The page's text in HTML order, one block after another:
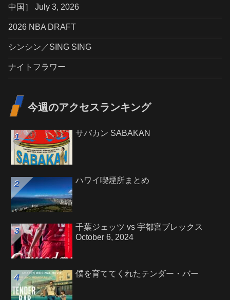
中国］ July 3, 2026
2026 NBA DRAFT
シンシン／SING SING
ナイトフラワー
今週のアクセスランキング
サバカン SABAKAN
ハワイ喫煙所まとめ
千葉ジェッツ vs 宇都宮ブレックス
October 6, 2024
僕を育ててくれたテンダー・バー